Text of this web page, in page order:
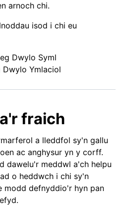
arnoch chi.
isod i chi eu
Dwylo Syml
Dwylo Ymlaciol
fraich
a lleddfol sy'n gallu
ac anghysur yn y corff.
dawelu'r meddwl a'ch helpu
o heddwch i chi sy'n
modd defnyddio'r hyn pan